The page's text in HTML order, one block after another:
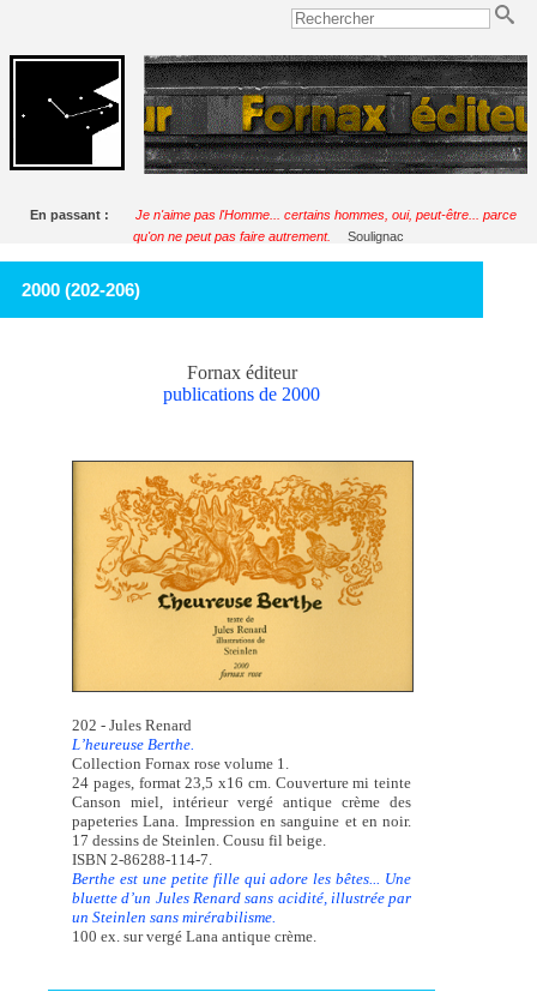
En passant :
Je n'aime pas l'Homme... certains hommes, oui, peut-être... parce
qu'on ne peut pas faire autrement.
Soulignac
2000 (202-206)
Fornax éditeur
publications de 2000
202 - Jules Renard
L’heureuse Berthe.
Collection Fornax rose volume 1.
24 pages, format 23,5 x16 cm. Couverture mi teinte
Canson miel, intérieur vergé antique crème des
papeteries Lana. Impression en sanguine et en noir.
17 dessins de Steinlen. Cousu fil beige.
ISBN 2-86288-114-7.
Berthe est une petite fille qui adore les bêtes... Une
bluette d’un Jules Renard sans acidité, illustrée par
un Steinlen sans mirérabilisme.
100 ex. sur vergé Lana antique crème.